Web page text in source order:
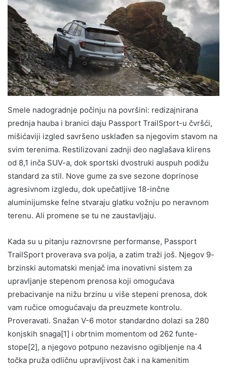
Smele nadogradnje počinju na površini: redizajnirana
prednja hauba i branici daju Passport TrailSport-u čvršći,
mišićaviji izgled savršeno usklađen sa njegovim stavom na
svim terenima. Restilizovani zadnji deo naglašava klirens
od 8,1 inča SUV-a, dok sportski dvostruki auspuh podižu
standard za stil. Nove gume za sve sezone doprinose
agresivnom izgledu, dok upečatljive 18-inčne
aluminijumske felne stvaraju glatku vožnju po neravnom
terenu. Ali promene se tu ne zaustavljaju.
Kada su u pitanju raznovrsne performanse, Passport
TrailSport proverava sva polja, a zatim traži još. Njegov 9-
brzinski automatski menjač ima inovativni sistem za
upravljanje stepenom prenosa koji omogućava
prebacivanje na nižu brzinu u više stepeni prenosa, dok
vam ručice omogućavaju da preuzmete kontrolu.
Proveravati. Snažan V-6 motor standardno dolazi sa 280
konjskih snaga[1] i obrtnim momentom od 262 funte-
stope[2], a njegovo potpuno nezavisno ogibljenje na 4
točka pruža odličnu upravljivost čak i na kamenitim